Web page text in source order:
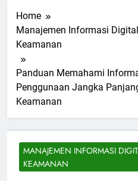
Home
Manajemen Informasi
Keamanan
Panduan Memahami
Penggunaan Jangka
Keamanan
MANAJEMEN INFORMASI
KEAMANAN